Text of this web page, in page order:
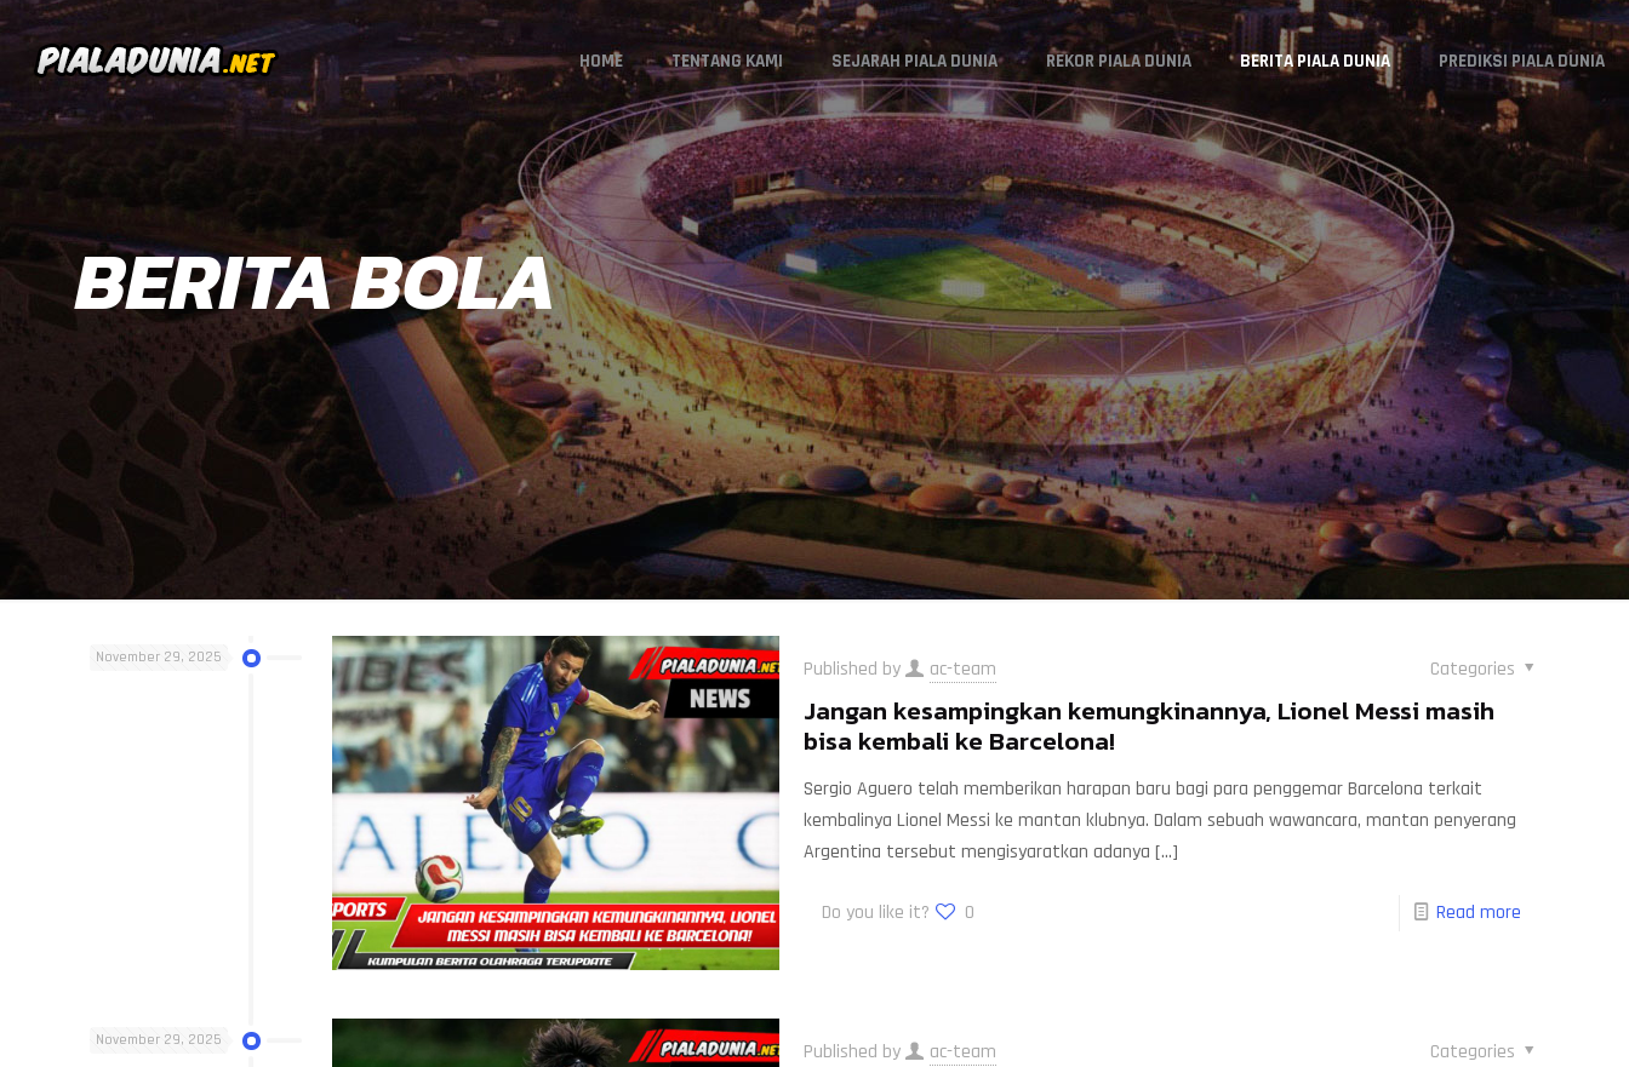
HOME TENTANG KAMI SEJARAH PIALA DUNIA REKOR PIALA DUNIA BERITA PIALA DUNIA PREDIKSI PIALA DUNIA
BERITA BOLA
November 29, 2025 Published by ac-team Categories
Jangan kesampingkan kemungkinannya, Lionel Messi masih
bisa kembali ke Barcelona!
Sergio Aguero telah memberikan harapan baru bagi para penggemar Barcelona terkait
kembalinya Lionel Messi ke mantan klubnya. Dalam sebuah wawancara, mantan penyerang
Argentina tersebut mengisyaratkan adanya […]
Do you like it? 0 Read more
November 29, 2025 Published by ac-team Categories